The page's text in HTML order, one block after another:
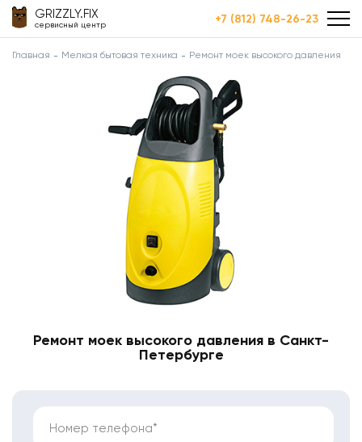
GRIZZLY.FIX
сервисный центр +7 (812) 748-26-23
Главная Мелкая бытовая техника Ремонт моек высокого давления
Ремонт моек высокого давления в Санкт-
Петербурге
Номер телефона*